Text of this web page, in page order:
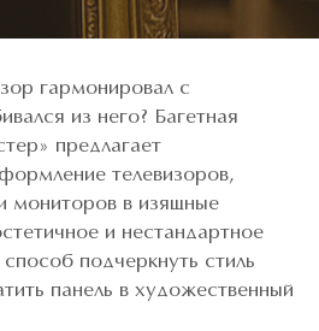
гармонировал с
из него? Багетная
предлагает
телевизоров,
мониторов в изящные
и нестандартное
подчеркнуть стиль
панель в художественный